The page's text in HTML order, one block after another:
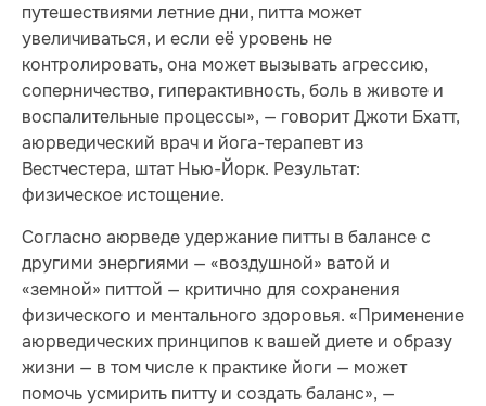
путешествиями летние дни, питта может
увеличиваться, и если её уровень не
контролировать, она может вызывать агрессию,
соперничество, гиперактивность, боль в животе и
воспалительные процессы», — говорит Джоти Бхатт,
аюрведический врач и йога-терапевт из
Вестчестера, штат Нью-Йорк. Результат:
физическое истощение.
Согласно аюрведе удержание питты в балансе с
другими энергиями — «воздушной» ватой и
«земной» питтой — критично для сохранения
физического и ментального здоровья. «Применение
аюрведических принципов к вашей диете и образу
жизни — в том числе к практике йоги — может
помочь усмирить питту и создать баланс», —